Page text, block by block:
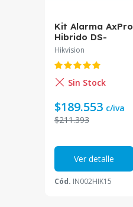
Kit Alarma AxPro
Hibrido DS-
PHA64-Kit-WB
Hikvision
Sin Stock
$189.553 c/iva
$211.393
Ver detalle
Cód. IN002HIK15